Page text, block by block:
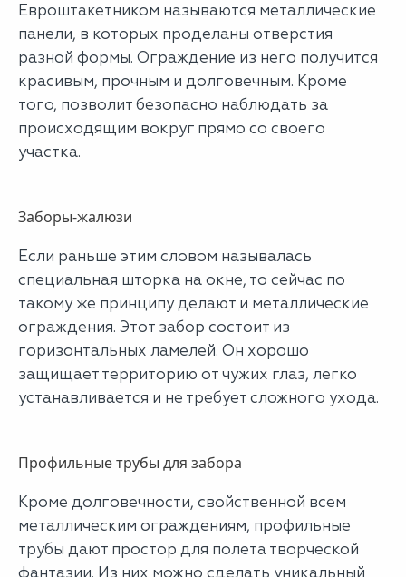
Евроштакетником называются металлические
панели, в которых проделаны отверстия
разной формы. Ограждение из него получится
красивым, прочным и долговечным. Кроме
того, позволит безопасно наблюдать за
происходящим вокруг прямо со своего
участка.
Заборы-жалюзи
Если раньше этим словом называлась
специальная шторка на окне, то сейчас по
такому же принципу делают и металлические
ограждения. Этот забор состоит из
горизонтальных ламелей. Он хорошо
защищает территорию от чужих глаз, легко
устанавливается и не требует сложного ухода.
Профильные трубы для забора
Кроме долговечности, свойственной всем
металлическим ограждениям, профильные
трубы дают простор для полета творческой
фантазии. Из них можно сделать уникальный